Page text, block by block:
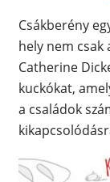
Csákberény
hely nem csak
Catherine
kuckókat,
a családok